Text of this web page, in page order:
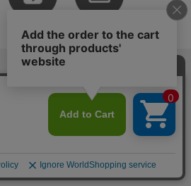
びいただけます。
セルについて
までにご連絡頂いた場合はキャン